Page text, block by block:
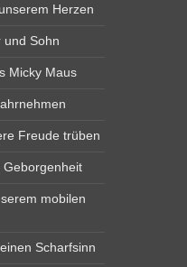
Herzen
und Sohn
Micky Maus
Freude trüben
mobilen
Scharfsinn